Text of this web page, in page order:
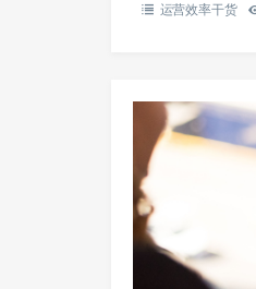
运营效率干货